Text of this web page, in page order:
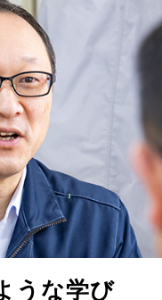
うな学び